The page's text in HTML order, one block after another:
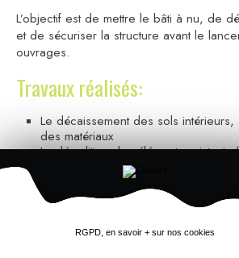
L’objectif est de mettre le bâti à nu, de
et de sécuriser la structure avant le
ouvrages.
Travaux réalisés:
Le décaissement des sols intérieurs,
des matériaux
La démolition des éléments
sols, zones fragilisées)
Le dégagement des volumes pour
d’origine
La préparation des ouvertures et
futures reprises en maçonnerie
RGPD, en savoir + sur nos cookies